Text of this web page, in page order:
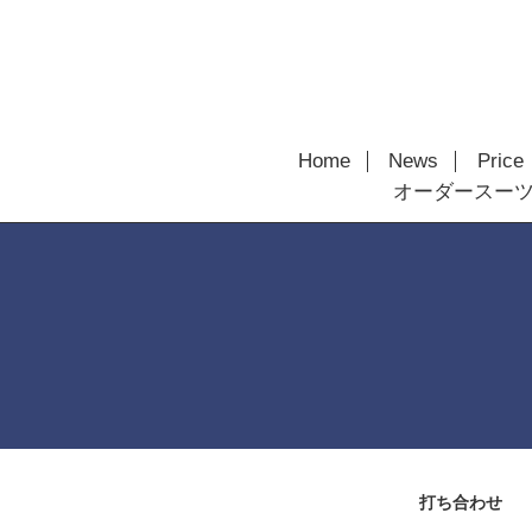
Home News
Price
オーダースー
打ち合わせ